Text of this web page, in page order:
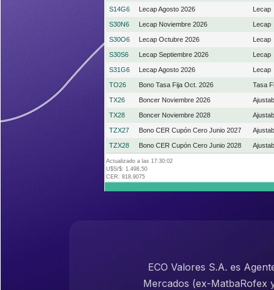
S14G6 Lecap Agosto 2026 Lecap
S30N6 Lecap Noviembre 2026 Lecap
S30O6 Lecap Octubre 2026 Lecap
S30S6 Lecap Septiembre 2026 Lecap
S31G6 Lecap Agosto 2026 Lecap
TO26 Bono Tasa Fija Oct. 2026 Tasa
TX26 Boncer Noviembre 2026
TX28 Boncer Noviembre 2028
TZX27 Bono CER Cupón Cero Junio 2027
TZX28 Bono CER Cupón Cero Junio 2028
Actualizado a las 17:30:02
U$S/$: 1.498,50
CER: 818,9075
ECO Valores S.A. es
Mercados (ex-MatbaRofex